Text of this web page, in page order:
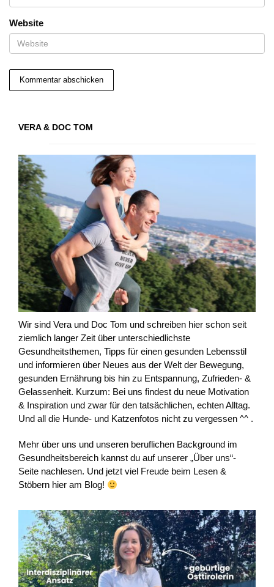
Website
VERA & DOC TOM
Wir sind Vera und Doc Tom und schreiben hier schon seit
ziemlich langer Zeit über unterschiedlichste
Gesundheitsthemen, Tipps für einen gesunden Lebensstil
und informieren über Neues aus der Welt der Bewegung,
gesunden Ernährung bis hin zu Entspannung, Zufrieden- &
Gelassenheit. Kurzum: Bei uns findest du neue Motivation
& Inspiration und zwar für den tatsächlichen, echten Alltag.
Und all die Hunde- und Katzenfotos nicht zu vergessen ^^ .
Mehr über uns und unseren beruflichen Background im
Gesundheitsbereich kannst du auf unserer „Über uns“-
Seite nachlesen. Und jetzt viel Freude beim Lesen &
Stöbern hier am Blog!